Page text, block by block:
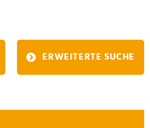
ERWEITERTE SUCHE